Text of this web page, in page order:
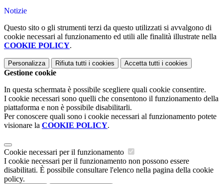
Notizie
Questo sito o gli strumenti terzi da questo utilizzati si avvalgono di
cookie necessari al funzionamento ed utili alle finalità illustrate nella
COOKIE POLICY.
Personalizza Rifiuta tutti i cookies Accetta tutti i cookies
Gestione cookie
In questa schermata è possibile scegliere quali cookie consentire.
I cookie necessari sono quelli che consentono il funzionamento della
piattaforma e non è possibile disabilitarli.
Per conoscere quali sono i cookie necessari al funzionamento potete
visionare la COOKIE POLICY.
Cookie necessari per il funzionamento
I cookie necessari per il funzionamento non possono essere
disabilitati. È possibile consultare l'elenco nella pagina della cookie
policy.